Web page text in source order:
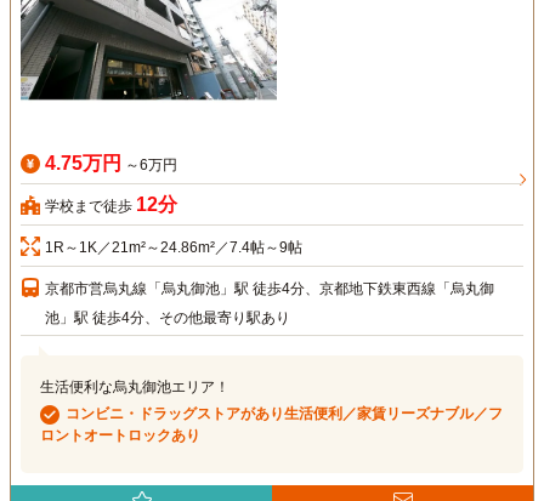
4.75万円 ～6万円
学校まで徒歩 12分
1R～1K／21m²～24.86m²／7.4帖～9帖
京都市営烏丸線「烏丸御池」駅 徒歩4分、京都地下鉄東西線「烏丸御
池」駅 徒歩4分、その他最寄り駅あり
生活便利な烏丸御池エリア！
コンビニ・ドラッグストアがあり生活便利／家賃リーズナブル／フ
ロントオートロックあり